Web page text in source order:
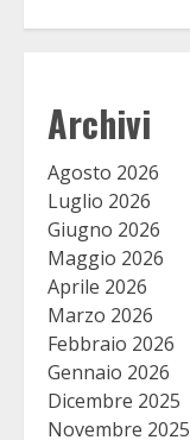
Archivi
Agosto 2026
Luglio 2026
Giugno 2026
Maggio 2026
Aprile 2026
Marzo 2026
Febbraio 2026
Gennaio 2026
Dicembre 2025
Novembre 2025